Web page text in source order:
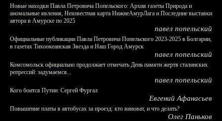
Новые находки Павла Петровича Попельского: Архив газеты Природа и
аномальные явления, Неизвестная карта НижнеАмурЛага и Последние выставки
автора в Амурске по 2025
павел попельский
Официальные публикации Павла Петровича Попельского 2023-2025 в Болгарии,
в газетах Тихоокеанская Звезда и Наш Город Амурск
павел попельский
Комсомольск официально продолжает отмечать День памяти жертв сталинских
репрессий: задумаемся...
павел попельский
Кого боится Путин: Сергей Фургал
Евгений Афанасьев
Повышение платы в автобусах за проезд: кто виноват, и что делать?
Олег Паньков